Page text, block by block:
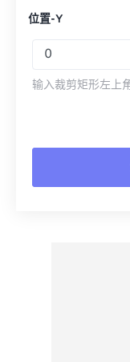
位置-Y
输入裁剪矩形左上